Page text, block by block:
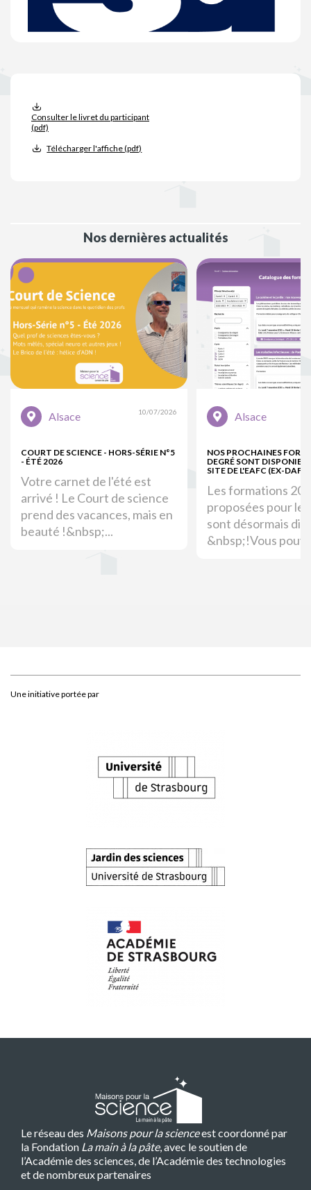
Consulter le livret du participant
(pdf)
Télécharger l'affiche (pdf)
Nos dernières actualités
Alsace 10/07/2026
COURT DE SCIENCE - HORS-SÉRIE N°5
- ÉTÉ 2026
Votre carnet de l'été est
arrivé ! Le Court de science
prend des vacances, mais en
beauté !&nbsp;...
Alsace
NOS PROCHAINES
DEGRÉ SONT
SITE DE L'EAFC (EX-
Les formations
proposées pour le
sont désormais
&nbsp;!Vous
Une initiative portée par
Le réseau des Maisons pour la scienceest coordonné par
la Fondation La main à la pâte, avec le soutien de
l’Académie des sciences, de l’Académie des technologies
et de nombreux partenaires